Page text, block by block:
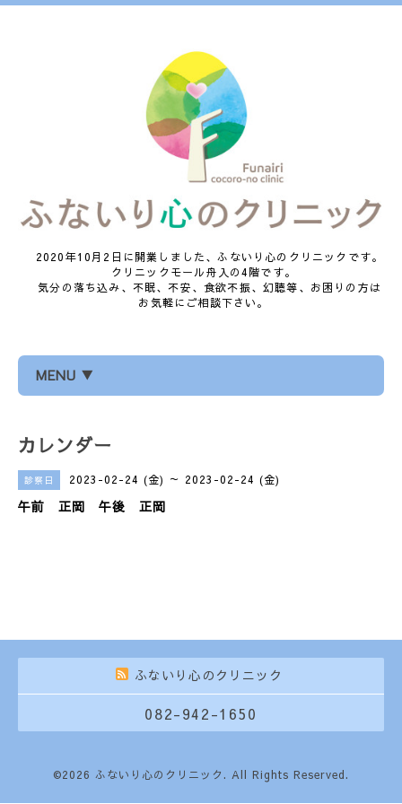
2020年10月2日に開業しました、ふないり心のクリニックです。
クリニックモール舟入の4階です。
気分の落ち込み、不眠、不安、食欲不振、幻聴等、お困りの方は
お気軽にご相談下さい。
MENU ▼
カレンダー
診察日 2023-02-24 (金) ～ 2023-02-24 (金)
午前 正岡 午後 正岡
ふないり心のクリニック
082-942-1650
©2026 ふないり心のクリニック. All Rights Reserved.